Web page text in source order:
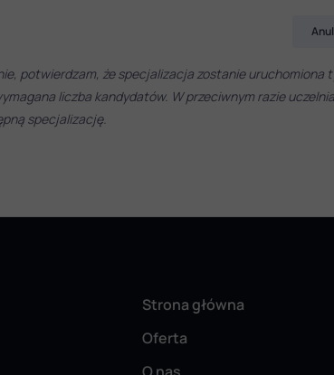
potwierdzam, że specjalizacja zostanie uruchomiona
liczba kandydatów. W przeciwnym razie
specjalizację.
Strona główna
Oferta